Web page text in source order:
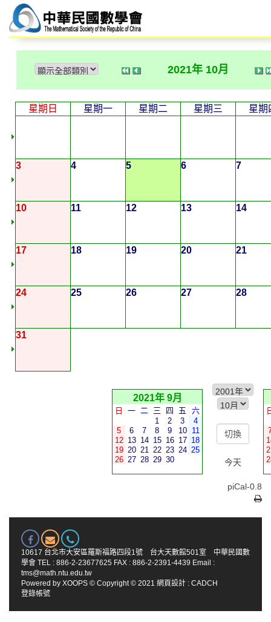
2021年 10月
星期日 星期一 星期二 星期三 星期
3 4 5 6 7
10 11 12 13 14
17 18 19 20 21
24 25 26 27 28
31
2021年 9月
日 一 二 三 四 五
六
1
2 3
4
5
6 7 8 9 10
11
12 13 14 15 16 17 18
19 20 21 22 23 24 25
26 27 28 29 30 今天
piCal-0.8
10617 台北市大安區羅斯福路四段1號 台大天數館501室 中華民國數
學會 TEL : 886-2-23677625 FAX : 886-2-2391-4439 Email :
tms@math.ntu.edu.tw
Powered by XOOPS © Copyright © 2021 網頁設計 : CADCH
登錄帳號